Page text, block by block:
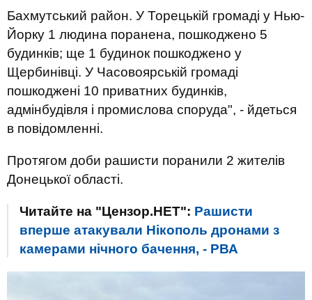
Бахмутський район. У Торецькій громаді у Нью-
Йорку 1 людина поранена, пошкоджено 5
будинків; ще 1 будинок пошкоджено у
Щербинівці. У Часовоярській громаді
пошкоджені 10 приватних будинків,
адмінбудівля і промислова споруда", - йдеться
в повідомленні.
Протягом доби рашисти поранили 2 жителів
Донецької області.
Читайте на "Цензор.НЕТ": Рашисти
вперше атакували Нікополь дронами з
камерами нічного бачення, - РВА